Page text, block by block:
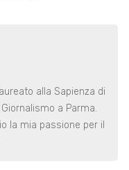
alla Sapienza di
a Parma.
la mia passione per il